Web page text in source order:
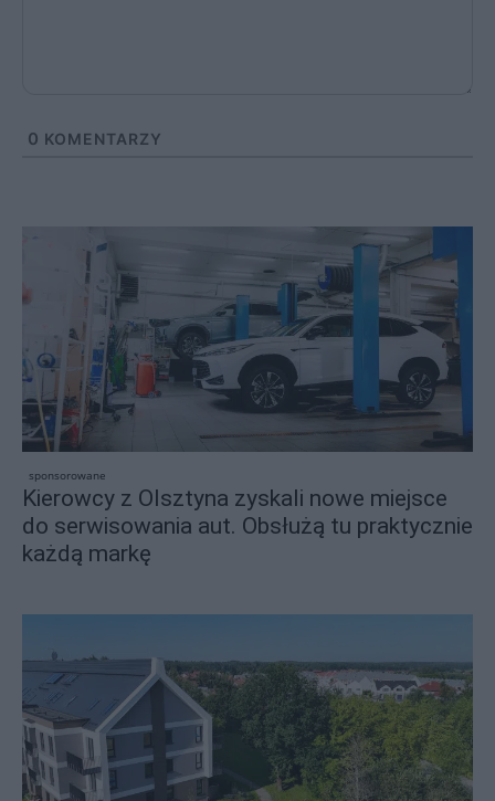
0 KOMENTARZY
sponsorowane
Kierowcy z Olsztyna zyskali nowe miejsce
do serwisowania aut. Obsłużą tu praktycznie
każdą markę